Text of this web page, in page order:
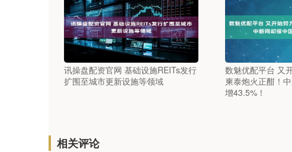
讯操盘配资官网 基础设施REITs发行
扩围至城市更新设施等领域
数魅优配平台 又
柬泰炮火正酣！
增43.5%！
相关评论